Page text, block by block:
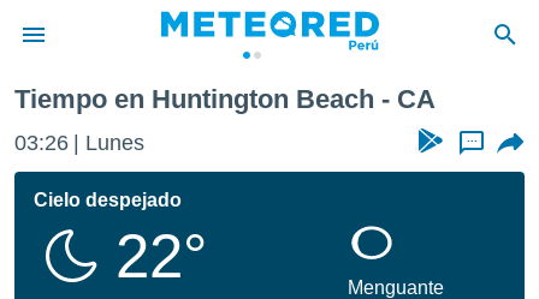
de
ha sido
Tiempo en Huntington Beach - CA
03:26 Lunes ...
Cielo despejado
22°
Menguante